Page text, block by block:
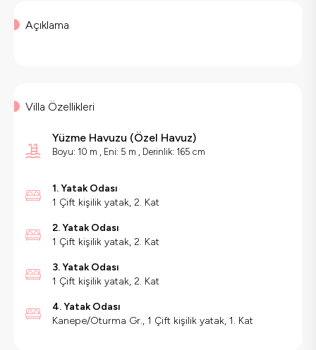
Açıklama
Villa Özellikleri
Yüzme Havuzu (Özel Havuz)
Boyu: 10 m , Eni: 5 m , Derinlik: 165 cm
1. Yatak Odası
1 Çift kişilik yatak, 2. Kat
2. Yatak Odası
1 Çift kişilik yatak, 2. Kat
3. Yatak Odası
1 Çift kişilik yatak, 2. Kat
4. Yatak Odası
Kanepe/Oturma Gr., 1 Çift kişilik yatak, 1. Kat